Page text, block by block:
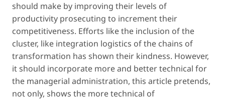
should make by improving their levels of
productivity prosecuting to increment their
competitiveness. Efforts like the inclusion of the
cluster, like integration logistics of the chains of
transformation has shown their kindness. However,
it should incorporate more and better technical for
the managerial administration, this article pretends,
not only, shows the more technical of